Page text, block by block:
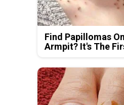
Find Papillomas
Armpit? It's The